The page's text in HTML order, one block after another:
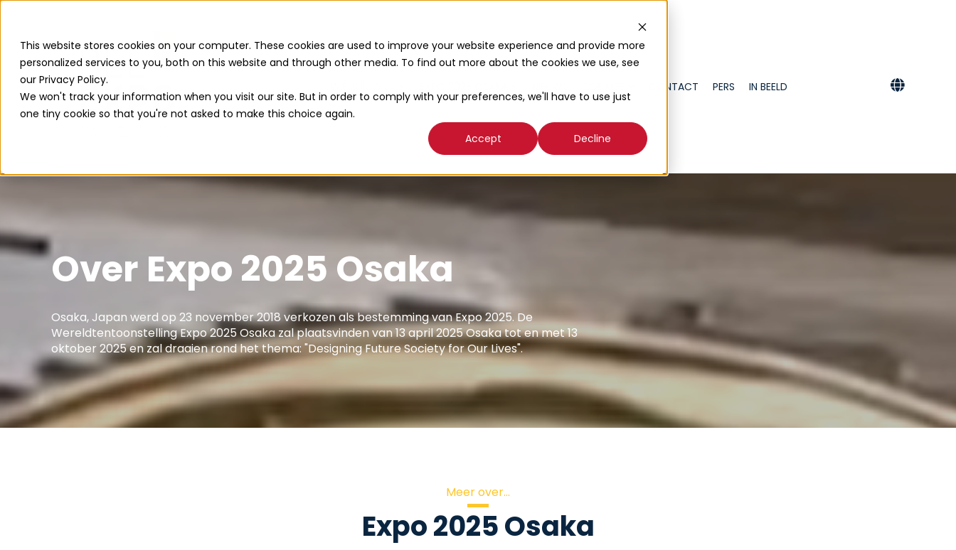
This website stores cookies on your computer. These cookies are used to improve your website experience and provide more
personalized services to you, both on this website and through other media. To find out more about the cookies we use, see
our Privacy Policy.
We won't track your information when you visit our site. But in order to comply with your preferences, we'll have to use just
one tiny cookie so that you're not asked to make this choice again.
Accept
Decline
CONTACT PERS IN BEELD
Over Expo 2025 Osaka
Osaka, Japan werd op 23 november 2018 verkozen als bestemming van Expo 2025. De
Wereldtentoonstelling Expo 2025 Osaka zal plaatsvinden van 13 april 2025 Osaka tot en met 13
oktober 2025 en zal draaien rond het thema: "Designing Future Society for Our Lives".
Meer over...
Expo 2025 Osaka